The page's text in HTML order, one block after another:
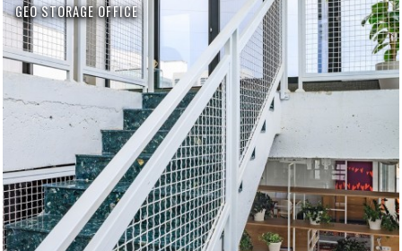
GEO STORAGE OFFICE